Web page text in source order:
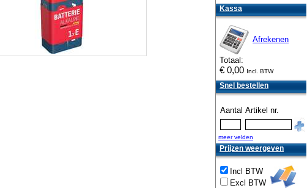
Kassa
Afrekenen
Totaal:
€ 0,00 Incl. BTW
Snel bestellen
Aantal Artikel nr.
meer velden
Prijzen weergeven
Incl BTW
Excl BTW